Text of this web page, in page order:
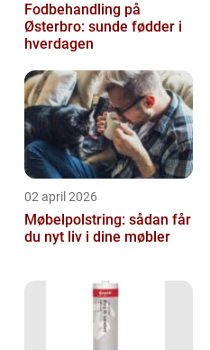
Fodbehandling på
Østerbro: sunde fødder i
hverdagen
02 april 2026
Møbelpolstring: sådan får
du nyt liv i dine møbler